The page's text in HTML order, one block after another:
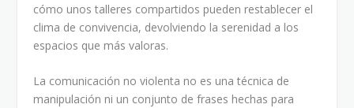
cómo unos talleres compartidos pueden restablecer el
clima de convivencia, devolviendo la serenidad a los
espacios que más valoras.
La comunicación no violenta no es una técnica de
manipulación ni un conjunto de frases hechas para